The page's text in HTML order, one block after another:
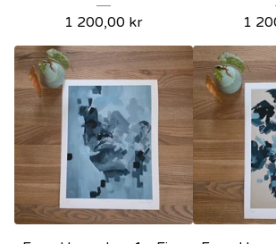
1 200,00 kr 1